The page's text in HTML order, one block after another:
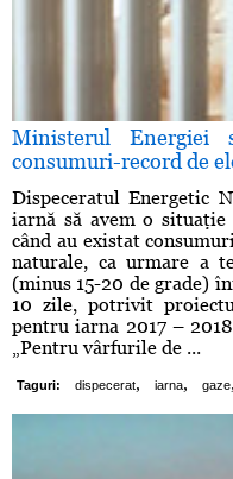
Ministerul
consumuri-record de
Dispeceratul Energetic
iarnă să avem o
când au existat
naturale, ca urmare a
(minus 15-20 de grade)
10 zile, potrivit
pentru iarna 2017 –
„Pentru vârfurile de ...
Taguri: dispecerat, iarna, gaze,